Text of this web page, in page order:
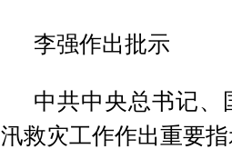
李强作出批示
中共中央总书记
汛救灾工作作出重要